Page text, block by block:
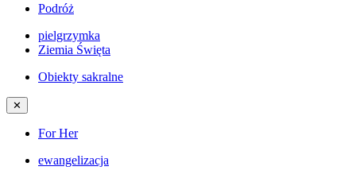
Podróż
pielgrzymka
Ziemia Święta
Obiekty sakralne
✕
For Her
ewangelizacja